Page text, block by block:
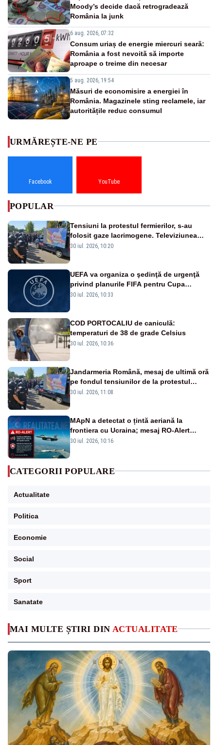
Moody’s decide dacă retrogradează
România la junk
6 aug. 2026, 07:32
Consum uriaș de energie miercuri seară:
România a fost nevoită să importe
aproape o treime din necesar
5 aug. 2026, 19:54
Măsuri de economisire a energiei în
România. Magazinele sting reclamele, iar
autoritățile reduc consumul
MAI MULTE ȘTIRI DIN ACTUALITATE
URMĂREȘTE-NE PE
Facebook YouTube
POPULAR
Tensiuni la protestul fermierilor, s-au
folosit gaze lacrimogene. Televiziunea
Poporului face apel la calm – LIVE TEXT
30 iul. 2026, 10:20
UEFA va organiza o şedinţă de urgenţă
privind planurile FIFA pentru Cupa
Mondială
30 iul. 2026, 10:33
COD PORTOCALIU de caniculă:
temperaturi de 38 de grade Celsius
30 iul. 2026, 10:36
Jandarmeria Română, mesaj de ultimă oră
pe fondul tensiunilor de la protestul
masiv al fermierilor - VIDEO
30 iul. 2026, 11:08
MApN a detectat o țintă aeriană la
frontiera cu Ucraina; mesaj RO-Alert
transmis în județul Tulcea
30 iul. 2026, 10:16
CATEGORII POPULARE
Actualitate
Politica
Economie
Social
Sport
Sanatate